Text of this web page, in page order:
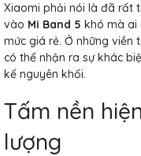
Xiaomi phải nói là đã rất
vào Mi Band 5 khó mà ai
mức giá rẻ. Ở những viền
có thể nhận ra sự khác
kế nguyên khối.
Tấm nền
lượng